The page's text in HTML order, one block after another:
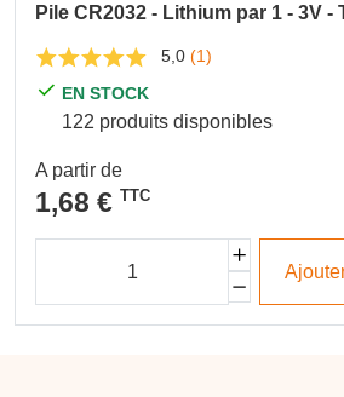
Pile CR2032 - Lithium par 1 - 3V -
5,0 (1)
EN STOCK
122 produits disponibles
A partir de
1,68 € TTC